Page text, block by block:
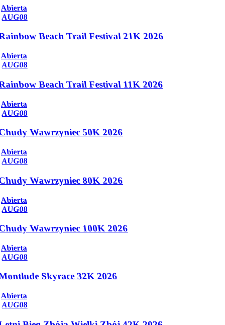
Abierta
AUG08
Beach Trail Festival 21K 2026
Abierta
AUG08
Beach Trail Festival 11K 2026
Abierta
AUG08
Wawrzyniec 50K 2026
Abierta
AUG08
Wawrzyniec 80K 2026
Abierta
AUG08
Wawrzyniec 100K 2026
Abierta
AUG08
Skyrace 32K 2026
Abierta
AUG08